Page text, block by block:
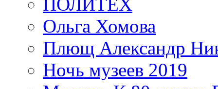
ПОЛИТЕХ
Ольга Хомова
Плющ Александр
Ночь музеев 2019